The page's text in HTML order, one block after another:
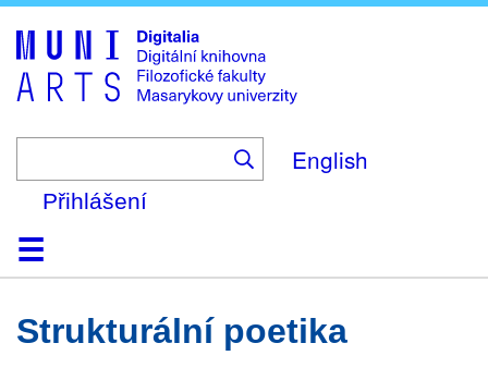
to
main
content
English
Přihlášení
DomůKolekce
Prohlížení
Vyhledávání
O platformě
Nápověda
KontaktDigitalia
strukturální poetika